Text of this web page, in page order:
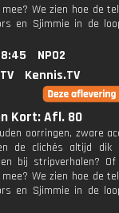
We zien hoe de
en Sjimmie in de
NPO2
Kennis.TV
Kort: Afl. 80
oorringen, zware
de clichés altijd dik
bij stripverhalen?
We zien hoe de
en Sjimmie in de